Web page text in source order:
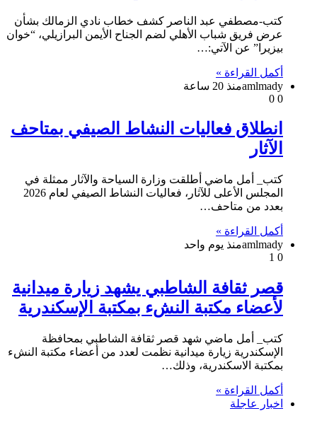
كتب-مصطفي عبد الناصر كشف خطاب نادي الزمالك بشأن
عرض فريق شباب الأهلي لضم الجناح الأيمن البرازيلي، “خوان
بيزيرا” عن الآتي:…
أكمل القراءة »
amlmadyمنذ 20 ساعة
0
انطلاق فعاليات النشاط الصيفي بمتاحف
الآثار
كتب_ أمل ماضي أطلقت وزارة السياحة والآثار ممثلة في
المجلس الأعلى للآثار، فعاليات النشاط الصيفي لعام 2026
بعدد من متاحف…
أكمل القراءة »
amlmadyمنذ يوم واحد
0
قصر ثقافة الشاطبي يشهد زيارة ميدانية
لأعضاء مكتبة النشء بمكتبة الإسكندرية
كتب_ أمل ماضي شهد قصر ثقافة الشاطبي بمحافظة
الإسكندرية زيارة ميدانية نظمت لعدد من أعضاء مكتبة النشء
بمكتبة الاسكندرية، وذلك…
أكمل القراءة »
اخبار عاجلة